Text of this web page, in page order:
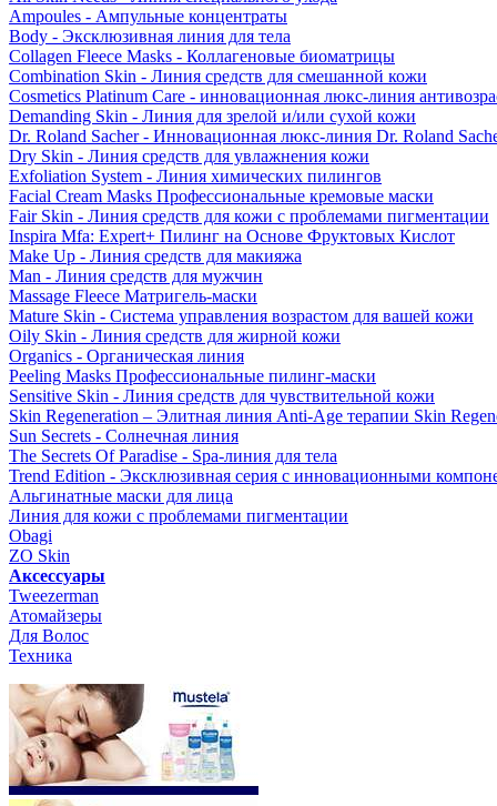
Ampoules - Ампульные концентраты
Body - Эксклюзивная линия для тела
Collagen Fleece Masks - Коллагеновые биоматрицы
Combination Skin - Линия средств для смешанной кожи
Cosmetics Platinum Care - инновационная люкс-линия
Demanding Skin - Линия для зрелой и/или сухой кожи
Dr. Roland Sacher - Инновационная люкс-линия Dr. Roland
Dry Skin - Линия средств для увлажнения кожи
Exfoliation System - Линия химических пилингов
Facial Cream Masks Профессиональные кремовые маски
Fair Skin - Линия средств для кожи с проблемами пигментации
Inspira Mfa: Expert+ Пилинг на Основе Фруктовых Кислот
Make Up - Линия средств для макияжа
Man - Линия средств для мужчин
Massage Fleece Матригель-маски
Mature Skin - Система управления возрастом для вашей кожи
Oily Skin - Линия средств для жирной кожи
Organics - Органическая линия
Peeling Masks Профессиональные пилинг-маски
Sensitive Skin - Линия средств для чувствительной кожи
Skin Regeneration – Элитная линия Anti-Age терапии Skin
Sun Secrets - Солнечная линия
The Secrets Of Paradise - Spa-линия для тела
Trend Edition - Эксклюзивная серия с инновационными
Альгинатные маски для лица
Линия для кожи с проблемами пигментации
Obagi
ZO Skin
Aксессуары
Tweezerman
Атомайзеры
Для Волос
Техника